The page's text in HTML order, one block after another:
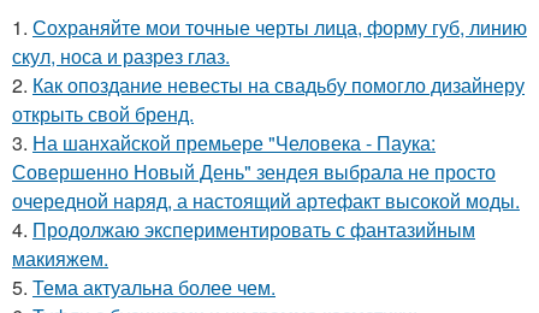
1. Сохраняйте мои точные черты лица, форму губ, линию
скул, носа и разрез глаз.
2. Как опоздание невесты на свадьбу помогло дизайнеру
открыть свой бренд.
3. На шанхайской премьере "Человека - Паука:
Совершенно Новый День" зендея выбрала не просто
очередной наряд, а настоящий артефакт высокой моды.
4. Продолжаю экспериментировать с фантазийным
макияжем.
5. Тема актуальна более чем.